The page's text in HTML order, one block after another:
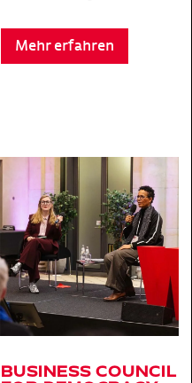
Mehr erfahren
BUSINESS COUNCIL